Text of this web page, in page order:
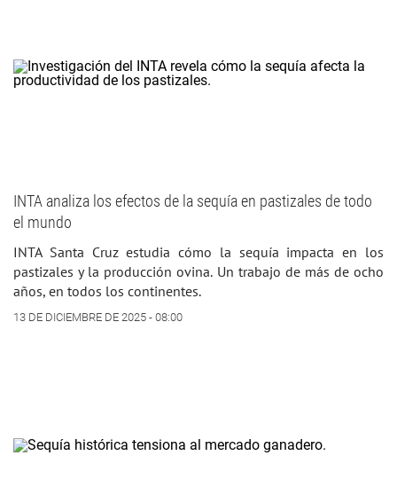
INTA analiza los efectos de la sequía en pastizales de todo
el mundo
INTA Santa Cruz estudia cómo la sequía impacta en los
pastizales y la producción ovina. Un trabajo de más de ocho
años, en todos los continentes.
13 DE DICIEMBRE DE 2025 - 08:00